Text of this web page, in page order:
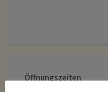
Öffnungszeiten